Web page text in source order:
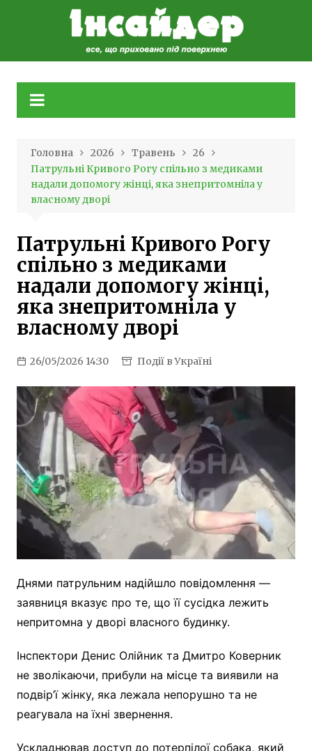
Головна 2026 Травень
26
Патрульні Кривого Рогу спільно з медиками
надали допомогу жінці, яка знепритомніла у
власному дворі
Патрульні Кривого Рогу
спільно з медиками
надали допомогу жінці,
яка знепритомніла у
власному дворі
26/05/2026 14:30 Події в Україні
Днями патрульним надійшло повідомлення —
заявниця вказує про те, що її сусідка лежить
непритомна у дворі власного будинку.
Інспектори Денис Олійник та Дмитро Коверник
не зволікаючи, прибули на місце та виявили на
подвір’ї жінку, яка лежала непорушно та не
реагувала на їхні звернення.
Ускладнював доступ до потерпілої собака, який